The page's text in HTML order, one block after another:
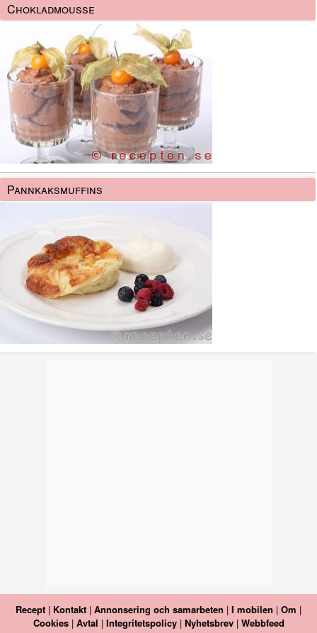
Chokladmousse
Pannkaksmuffins
Recept | Kontakt | Annonsering och samarbeten | I mobilen | Om |
Cookies| Avtal | Integritetspolicy| Nyhetsbrev| Webbfeed